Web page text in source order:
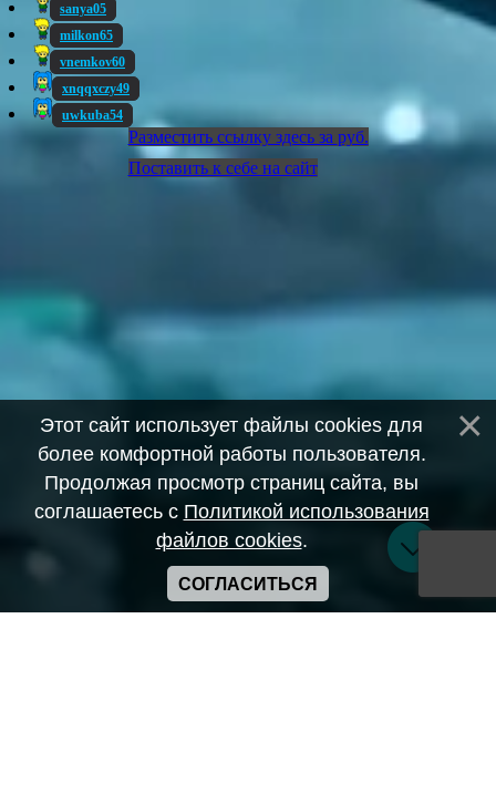
sanya05
milkon65
vnemkov60
xnqqxczy49
uwkuba54
Разместить ссылку здесь за руб.
Поставить к себе на сайт
Этот сайт использует файлы cookies для
более комфортной работы пользователя.
Продолжая просмотр страниц сайта, вы
соглашаетесь с Политикой использования
файлов cookies.
СОГЛАСИТЬСЯ